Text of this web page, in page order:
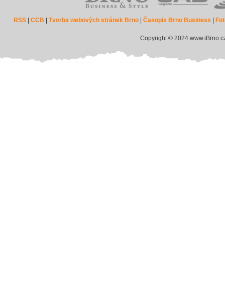
RSS |CCB |Tvorba webových stránek Brno |Časopis Brno Business
Copyright © 2024